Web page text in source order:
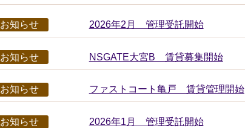
お知らせ 2026年2月 管理受託開始
お知らせ NSGATE大宮B 賃貸募集開始
お知らせ ファストコート亀戸 賃貸管理開始
お知らせ 2026年1月 管理受託開始